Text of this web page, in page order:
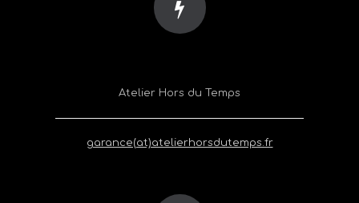
Atelier Hors du Temps
garance(at)atelierhorsdutemps.fr